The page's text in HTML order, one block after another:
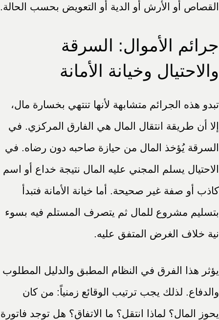
القصاص أو الأرش أو الدية أو التعويض بحسب الحالة.
جرائم الأموال: السرقة
والاحتيال وخيانة الأمانة
تبدو هذه الجرائم متشابهة لأنها تنتهي بخسارة مال،
إلا أن طريقة انتقال المال هي الفارق المركزي. في
السرقة يُؤخذ المال من حيازة صاحبه دون رضاه. في
الاحتيال يسلم المجني عليه المال نتيجة خداع أو اسم
كاذب أو صفة غير صحيحة. أما خيانة الأمانة فتبدأ
بتسليم مشروع للمال ثم يتصرف المستلم فيه بسوء
نية خلاف الغرض المتفق عليه.
يؤثر هذا الفرق في النظام المطبق والدليل المطلوب
والدفاع. لذلك يجب ترتيب الوقائع زمنياً: من كان
يحوز المال؟ لماذا انتقل؟ ما الاتفاق؟ هل توجد فاتورة